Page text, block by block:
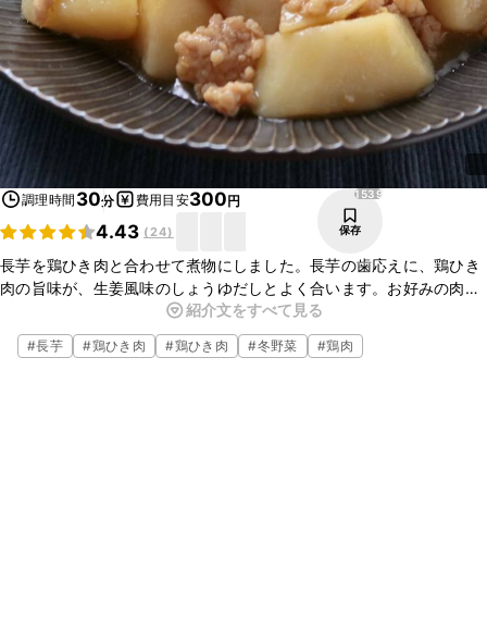
調理時間 30分 費用目安300円
4.43 (24)
1539
保存
長芋を鶏ひき肉と合わせて煮物にしました。長芋の歯応えに、鶏ひき
肉の旨味が、生姜風味のしょうゆだしとよく合います。お好みの肉を
入れるとアレンジが広がります。お好みで一味唐辛子を入れても美味
しく頂けます。是非お試しくださいね。
紹介文をすべて見る
#長芋 #鶏ひき肉 #鶏ひき肉 #冬野菜 #鶏肉